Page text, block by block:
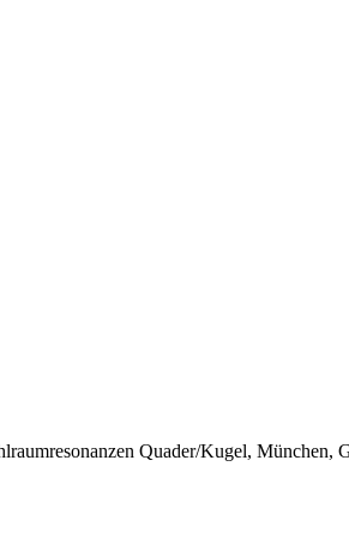
Quader/Kugel,